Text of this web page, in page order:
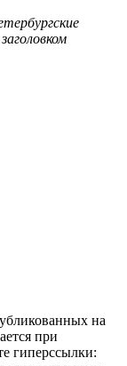
на
при
гиперссылки: